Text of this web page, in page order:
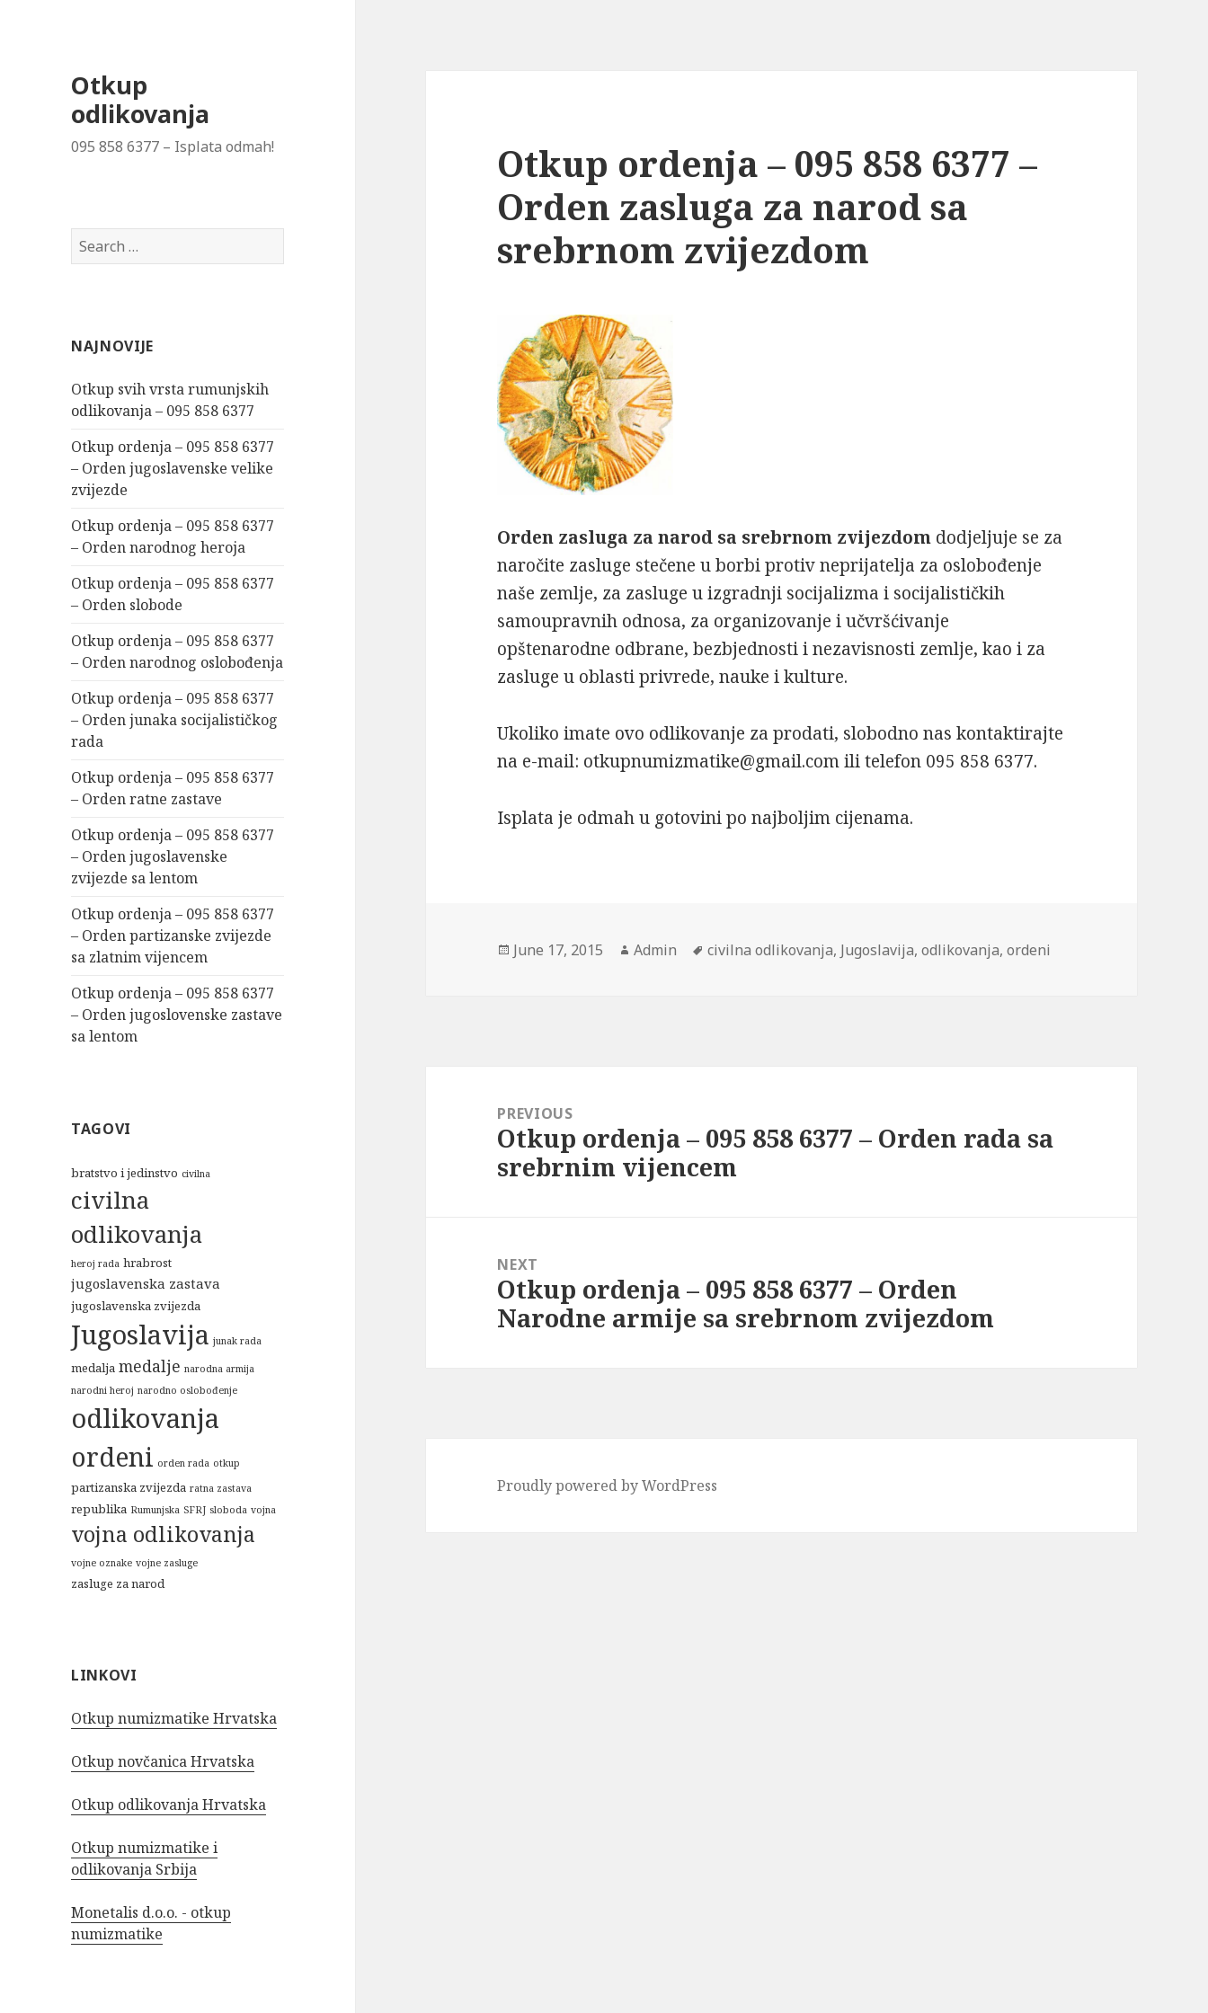
Otkup
odlikovanja
095 858 6377 – Isplata odmah!
Search
for:
NAJNOVIJE
Otkup svih vrsta rumunjskih
odlikovanja – 095 858 6377
Otkup ordenja – 095 858 6377
– Orden jugoslavenske velike
zvijezde
Otkup ordenja – 095 858 6377
– Orden narodnog heroja
Otkup ordenja – 095 858 6377
– Orden slobode
Otkup ordenja – 095 858 6377
– Orden narodnog oslobođenja
Otkup ordenja – 095 858 6377
– Orden junaka socijalističkog
rada
Otkup ordenja – 095 858 6377
– Orden ratne zastave
Otkup ordenja – 095 858 6377
– Orden jugoslavenske
zvijezde sa lentom
Otkup ordenja – 095 858 6377
– Orden partizanske zvijezde
sa zlatnim vijencem
Otkup ordenja – 095 858 6377
– Orden jugoslovenske zastave
sa lentom
TAGOVI
bratstvo i jedinstvo civilna
civilna
odlikovanja
heroj rada hrabrost
jugoslavenska zastava
jugoslavenska zvijezda
Jugoslavija junak rada
medalja medalje narodna armija
narodni heroj narodno oslobođenje
odlikovanja
ordeni orden rada otkup
partizanska zvijezda ratna zastava
republika Rumunjska SFRJ sloboda vojna
vojna odlikovanja
vojne oznake vojne zasluge
zasluge za narod
LINKOVI
Otkup numizmatike Hrvatska
Otkup novčanica Hrvatska
Otkup odlikovanja Hrvatska
Otkup numizmatike i
odlikovanja Srbija
Monetalis d.o.o. - otkup
numizmatike
Otkup ordenja – 095 858 6377 –
Orden zasluga za narod sa
srebrnom zvijezdom
Orden zasluga za narod sa srebrnom zvijezdom dodjeljuje se za
naročite zasluge stečene u borbi protiv neprijatelja za oslo­bođenje
naše zemlje, za zasluge u izgradnji socijalizma i socijalističkih
samoupravnih odnosa, za organizovanje i učvršćivanje
opštenarodne odbrane, bezbjednosti i ne­zavisnosti zemlje, kao i za
zasluge u oblasti privrede, nauke i kulture.
Ukoliko imate ovo odlikovanje za prodati, slobodno nas kontaktirajte
na e-mail: otkupnumizmatike@gmail.com ili telefon 095 858 6377.
Isplata je odmah u gotovini po najboljim cijenama.
Posted
June 17, 2015 Author
Admin Tags
civilna odlikovanja, Jugoslavija,odlikovanja,ordeni
navigationPREVIOUS
Previous
post:
Otkup ordenja – 095 858 6377 – Orden rada sa
srebrnim vijencem
NEXT
Next
post:
Otkup ordenja – 095 858 6377 – Orden
Narodne armije sa srebrnom zvijezdom
Proudly powered by WordPress